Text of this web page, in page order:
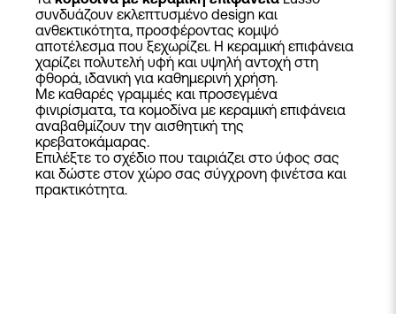
συνδυάζουν εκλεπτυσμένο design και
ανθεκτικότητα, προσφέροντας κομψό
αποτέλεσμα που ξεχωρίζει. Η κεραμική επιφάνεια
χαρίζει πολυτελή υφή και υψηλή αντοχή στη
φθορά, ιδανική για καθημερινή χρήση.
Με καθαρές γραμμές και προσεγμένα
φινιρίσματα, τα κομοδίνα με κεραμική επιφάνεια
αναβαθμίζουν την αισθητική της
κρεβατοκάμαρας.
Επιλέξτε το σχέδιο που ταιριάζει στο ύφος σας
και δώστε στον χώρο σας σύγχρονη φινέτσα και
πρακτικότητα.